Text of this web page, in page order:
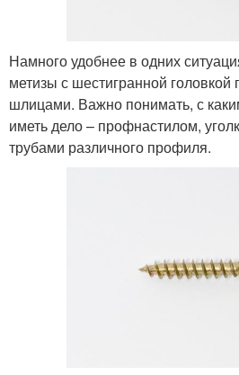
Намного удобнее в одних
метизы с шестигранной головкой
шлицами. Важно понимать, с
иметь дело – профнастилом,
трубами различного профиля.